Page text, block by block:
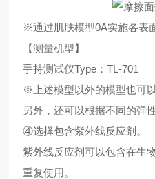
※通过肌肤模型0A实施各表
【测量机型】
手持测试仪Type：TL-701
※上述模型以外的模型也可
另外，还可以根据不同的弹
④选择包含紫外线反应剂。
紫外线反应剂可以包含在生
重复使用。